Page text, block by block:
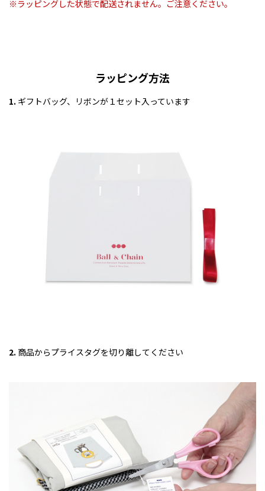
※ラッピングした状態で配送されません。ご注意ください。
ラッピング方法
1. ギフトバッグ、リボンが１セット入っています
2. 商品からプライスタグを切り離してください